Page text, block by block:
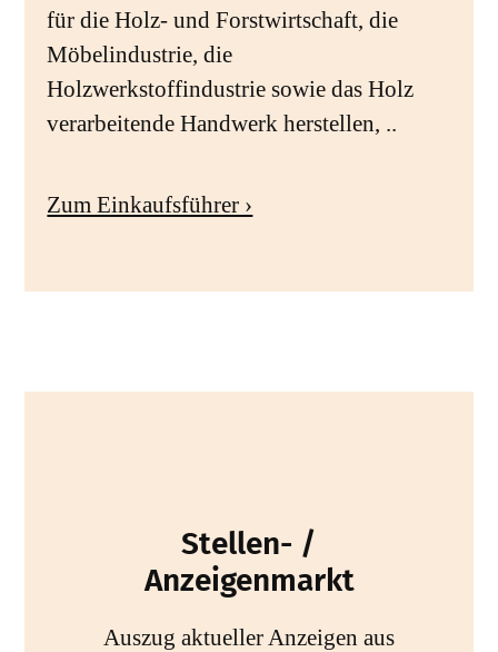
für die Holz- und Forstwirtschaft, die
Möbelindustrie, die
Holzwerkstoffindustrie sowie das Holz
verarbeitende Handwerk herstellen, ..
Zum Einkaufsführer ›
Stellen- /
Anzeigenmarkt
Auszug aktueller Anzeigen aus